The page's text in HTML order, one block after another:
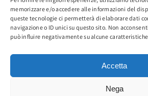
memorizzare e/o accedere alle informazioni del
queste tecnologie ci permetterà di elaborare dati
navigazione o ID unici su questo sito. Non
può influire negativamente su alcune
Accetta
Nega
Seguici sulla pagina FB:
SIMS – Società Italiana Midollo Spinale
CORSI E CONGRESSI
PRIVACY E COOKIE